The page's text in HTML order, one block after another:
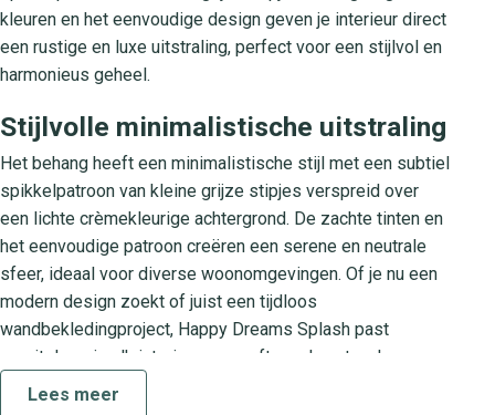
kleuren en het eenvoudige design geven je interieur direct
een rustige en luxe uitstraling, perfect voor een stijlvol en
harmonieus geheel.
Stijlvolle minimalistische uitstraling
Het behang heeft een minimalistische stijl met een subtiel
spikkelpatroon van kleine grijze stipjes verspreid over
een lichte crèmekleurige achtergrond. De zachte tinten en
het eenvoudige patroon creëren een serene en neutrale
sfeer, ideaal voor diverse woonomgevingen. Of je nu een
modern design zoekt of juist een tijdloos
wandbekledingproject, Happy Dreams Splash past
moeiteloos in elk interieur en geeft een luxe touch aan
iedere ruimte.
Lees meer